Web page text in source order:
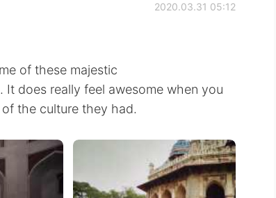
2020.03.31 05:12
of these majestic
does really feel awesome when you
the culture they had.